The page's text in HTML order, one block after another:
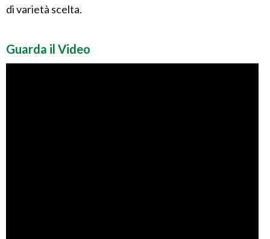
di varietà scelta.
Guarda il Video